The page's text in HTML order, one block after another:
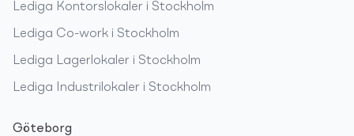
Lediga Kontorslokaler i Stockholm
Lediga Co-work i Stockholm
Lediga Lagerlokaler i Stockholm
Lediga Industrilokaler i Stockholm
Göteborg